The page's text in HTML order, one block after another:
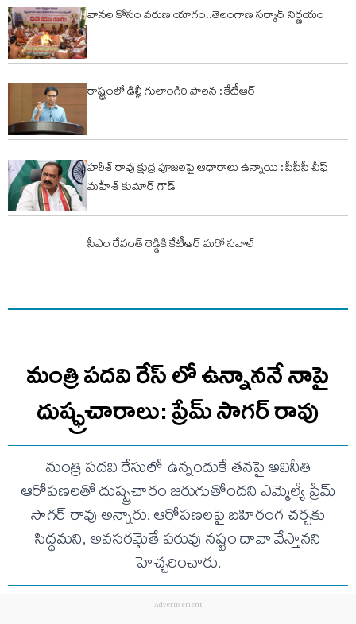
వానల కోసం వరుణ యాగం..తెలంగాణ సర్కార్ నిర్ణయం
రాష్ట్రంలో ఢిల్లీ గులాంగిరి పాలన : కేటీఆర్
హరీశ్ రావు క్షుద్ర పూజలపై ఆధారాలు ఉన్నాయి : పీసీసీ చీఫ్
మహేశ్ కుమార్ గౌడ్
సీఎం రేవంత్ రెడ్డికి కేటీఆర్ మరో సవాల్
మంత్రి పదవి రేస్ లో ఉన్నాననే నాపై
దుష్ఫ్రచారాలు: ప్రేమ్ సాగర్ రావు
మంత్రి పదవి రేసులో ఉన్నందుకే తనపై అవినీతి
ఆరోపణలతో దుష్ప్రచారం జరుగుతోందని ఎమ్మెల్యే ప్రేమ్
సాగర్ రావు అన్నారు. ఆరోపణలపై బహిరంగ చర్చకు
సిద్ధమని, అవసరమైతే పరువు నష్టం దావా వేస్తానని
హెచ్చరించారు.